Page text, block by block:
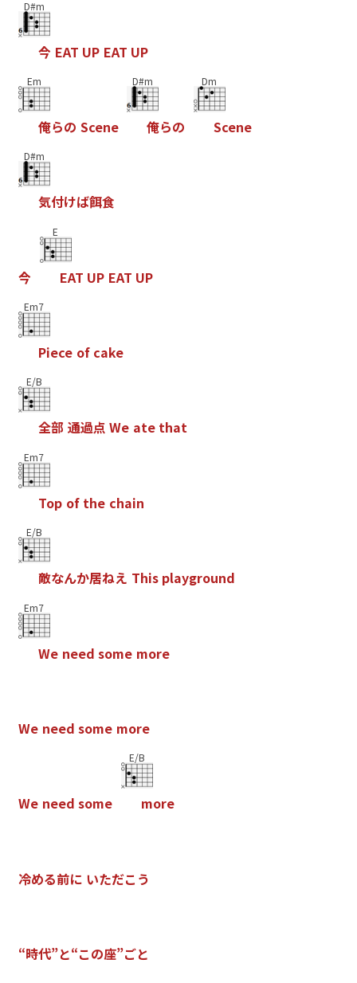
D#m
今 EAT UP EAT UP
Em
俺らの Scene
D#m
俺らの
Dm
Scene
D#m
気付けば餌食
今
E
EAT UP EAT UP
Em7
Piece of cake
E/B
全部 通過点 We ate that
Em7
Top of the chain
E/B
敵なんか居ねえ This playground
Em7
We need some more
We need some more
We need some
E/B
more
冷める前に いただこ う
“時代”と“この座”ごと